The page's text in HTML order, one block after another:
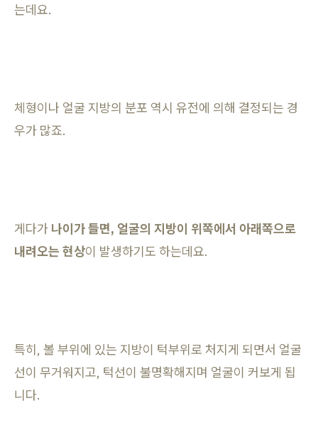
는데요.
체형이나 얼굴 지방의 분포 역시 유전에 의해 결정되는 경
우가 많죠.
게다가 나이가 들면, 얼굴의 지방이 위쪽에서 아래쪽으로
내려오는 현상이 발생하기도 하는데요.
특히, 볼 부위에 있는 지방이 턱부위로 처지게 되면서 얼굴
선이 무거워지고, 턱선이 불명확해지며 얼굴이 커보게 됩
니다.